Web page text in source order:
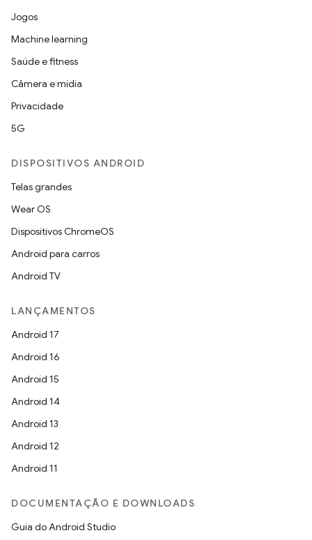
Jogos
Machine learning
Saúde e fitness
Câmera e mídia
Privacidade
5G
DISPOSITIVOS ANDROID
Telas grandes
Wear OS
Dispositivos ChromeOS
Android para carros
Android TV
LANÇAMENTOS
Android 17
Android 16
Android 15
Android 14
Android 13
Android 12
Android 11
DOCUMENTAÇÃO E DOWNLOADS
Guia do Android Studio